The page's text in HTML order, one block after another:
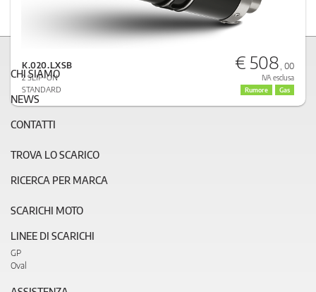
K.020.LXSB
2 SLIP-ON
STANDARD
€ 508 , 00
IVA esclusa
Rumore Gas
CHI SIAMO
NEWS
CONTATTI
TROVA LO SCARICO
RICERCA PER MARCA
SCARICHI MOTO
LINEE DI SCARICHI
GP
Oval